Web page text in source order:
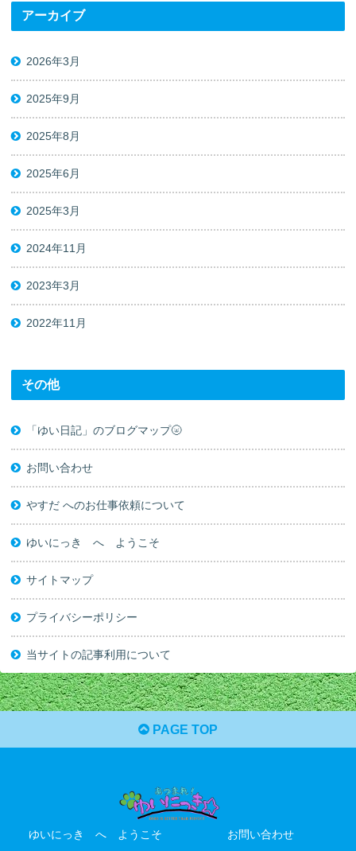
アーカイブ
2026年3月
2025年9月
2025年8月
2025年6月
2025年3月
2024年11月
2023年3月
2022年11月
その他
「ゆい日記」のブログマップ🌝
お問い合わせ
やすだ へのお仕事依頼について
ゆいにっき へ ようこそ
サイトマップ
プライバシーポリシー
当サイトの記事利用について
PAGE TOP
ゆいにっき へ ようこそ お問い合わせ